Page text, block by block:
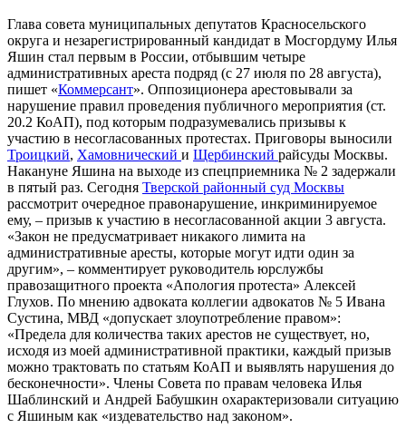
Глава совета муниципальных депутатов Красносельского
округа и незарегистрированный кандидат в Мосгордуму Илья
Яшин стал первым в России, отбывшим четыре
административных ареста подряд (с 27 июля по 28 августа),
пишет «Коммерсант». Оппозиционера арестовывали за
нарушение правил проведения публичного мероприятия (ст.
20.2 КоАП), под которым подразумевались призывы к
участию в несогласованных протестах. Приговоры выносили
Троицкий, Хамовнический и Щербинский райсуды Москвы.
Накануне Яшина на выходе из спецприемника № 2 задержали
в пятый раз. Сегодня Тверской районный суд Москвы
рассмотрит очередное правонарушение, инкриминируемое
ему, – призыв к участию в несогласованной акции 3 августа.
«Закон не предусматривает никакого лимита на
административные аресты, которые могут идти один за
другим», – комментирует руководитель юрслужбы
правозащитного проекта «Апология протеста» Алексей
Глухов. По мнению адвоката коллегии адвокатов № 5 Ивана
Сустина, МВД «допускает злоупотребление правом»:
«Предела для количества таких арестов не существует, но,
исходя из моей административной практики, каждый призыв
можно трактовать по статьям КоАП и выявлять нарушения до
бесконечности». Члены Совета по правам человека Илья
Шаблинский и Андрей Бабушкин охарактеризовали ситуацию
с Яшиным как «издевательство над законом».